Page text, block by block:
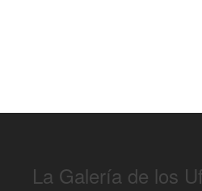
La Galería de los